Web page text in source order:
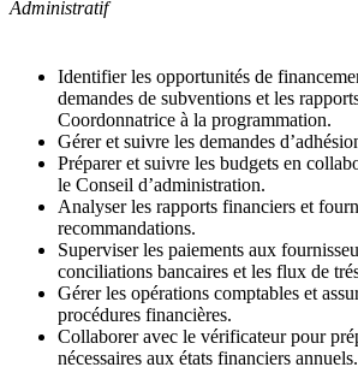
Administratif
Identifier les opportunités de
demandes de subventions et les
Coordonnatrice à la programmation.
Gérer et suivre les demandes
Préparer et suivre les budgets en
le Conseil d’administration.
Analyser les rapports financiers et
recommandations.
Superviser les paiements aux
conciliations bancaires et les flux de
Gérer les opérations comptables et
procédures financières.
Collaborer avec le vérificateur pour
nécessaires aux états financiers annuels.